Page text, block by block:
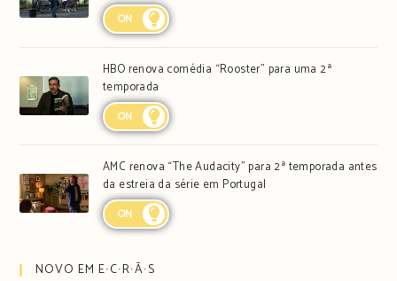
ON
HBO renova comédia “Rooster” para uma 2ª
temporada
ON
AMC renova “The Audacity” para 2ª temporada antes
da estreia da série em Portugal
ON
NOVO EM E∙C∙R∙Ã∙S